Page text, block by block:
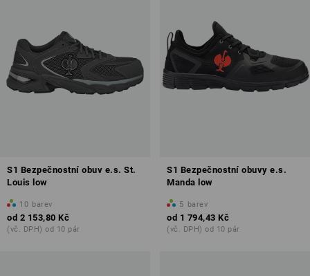
S1 Bezpečnostní obuv e.s. St.
Louis low
10 barev
od 2 153,80 Kč
(vč. DPH) od 10 pár
S1 Bezpečnostní obuvy e.s.
Manda low
5 barev
od 1 794,43 Kč
(vč. DPH) od 10 pár